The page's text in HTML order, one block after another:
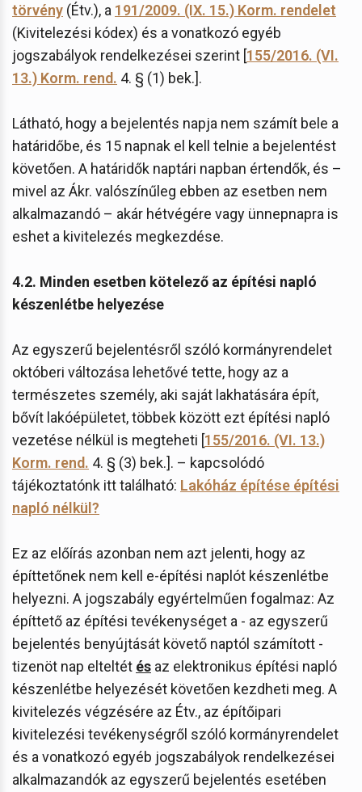
törvény (Étv.), a 191/2009. (IX. 15.) Korm. rendelet
(Kivitelezési kódex) és a vonatkozó egyéb
jogszabályok rendelkezései szerint [155/2016. (VI.
13.) Korm. rend. 4. § (1) bek.].
Látható, hogy a bejelentés napja nem számít bele a
határidőbe, és 15 napnak el kell telnie a bejelentést
követően. A határidők naptári napban értendők, és –
mivel az Ákr. valószínűleg ebben az esetben nem
alkalmazandó – akár hétvégére vagy ünnepnapra is
eshet a kivitelezés megkezdése.
4.2. Minden esetben kötelező az építési napló
készenlétbe helyezése
Az egyszerű bejelentésről szóló kormányrendelet
októberi változása lehetővé tette, hogy az a
természetes személy, aki saját lakhatására épít,
bővít lakóépületet, többek között ezt építési napló
vezetése nélkül is megteheti [155/2016. (VI. 13.)
Korm. rend. 4. § (3) bek.]. – kapcsolódó
tájékoztatónk itt található: Lakóház építése építési
napló nélkül?
Ez az előírás azonban nem azt jelenti, hogy az
építtetőnek nem kell e-építési naplót készenlétbe
helyezni. A jogszabály egyértelműen fogalmaz: Az
építtető az építési tevékenységet a - az egyszerű
bejelentés benyújtását követő naptól számított -
tizenöt nap elteltét és az elektronikus építési napló
készenlétbe helyezését követően kezdheti meg. A
kivitelezés végzésére az Étv., az építőipari
kivitelezési tevékenységről szóló kormányrendelet
és a vonatkozó egyéb jogszabályok rendelkezései
alkalmazandók az egyszerű bejelentés esetében